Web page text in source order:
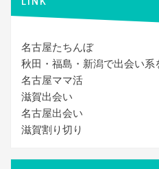
ビ
ー
シ
ョ
ン
名古屋たちんぼ
秋田・福島・新潟で出会い系
名古屋ママ活
滋賀出会い
名古屋出会い
滋賀割り切り